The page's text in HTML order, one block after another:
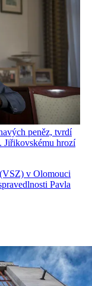
peněz, tvrdí
Jiřikovskému hrozí
v Olomouci
Pavla